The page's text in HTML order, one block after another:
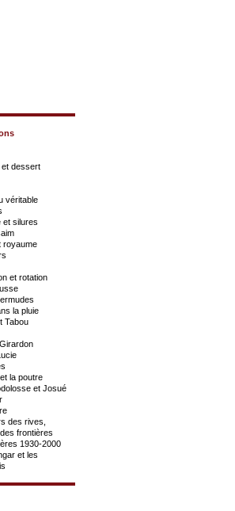
dessert
véritable
et silures
royaume
et rotation
la pluie
Tabou
la poutre
et Josué
des rives,
frontières
1930-2000
et les